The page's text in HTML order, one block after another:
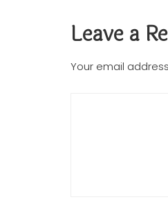
Leave a
Your email